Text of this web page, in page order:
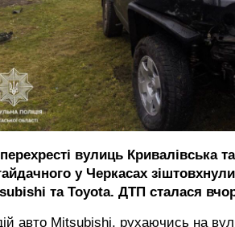
вулиць Кривалівська
у Черкасах
та Toyota. ДТП сталася
авто Mitsubishi, рухаючись на